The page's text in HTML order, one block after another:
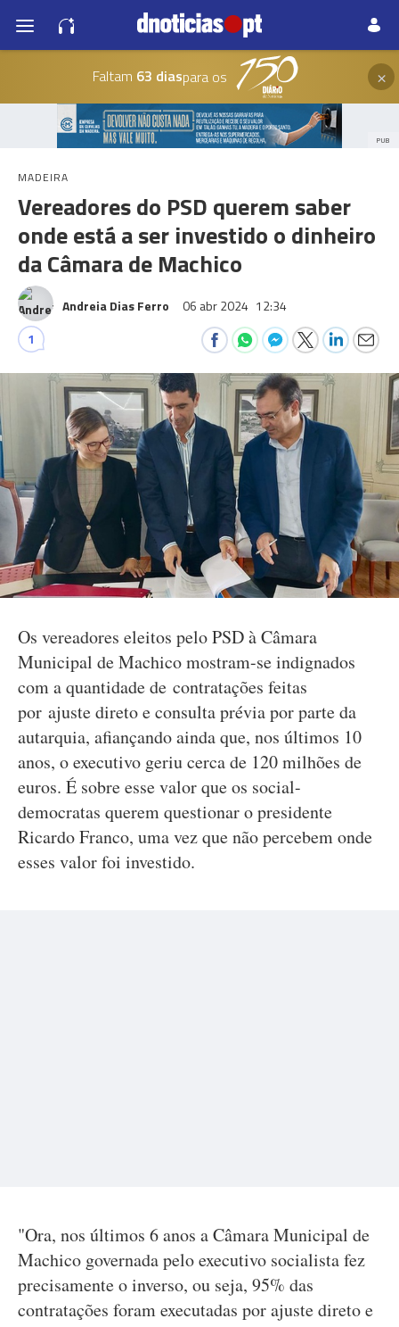
Faltam 63 diaspara os ×
PUB
MADEIRA
Vereadores do PSD querem saber
onde está a ser investido o dinheiro
da Câmara de Machico
Andreia Dias Ferro 06 abr 2024 12:34
1
Os vereadores eleitos pelo PSD à Câmara
Municipal de Machico mostram-se indignados
com a quantidade de contratações feitas
por ajuste direto e consulta prévia por parte da
autarquia, afiançando ainda que, nos últimos 10
anos, o executivo geriu cerca de 120 milhões de
euros. É sobre esse valor que os social-
democratas querem questionar o presidente
Ricardo Franco, uma vez que não percebem onde
esses valor foi investido.
"Ora, nos últimos 6 anos a Câmara Municipal de
Machico governada pelo executivo socialista fez
precisamente o inverso, ou seja, 95% das
contratações foram executadas por ajuste direto e